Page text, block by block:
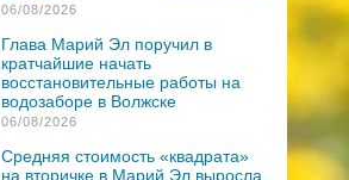
06/08/2026
Глава Марий Эл поручил в
кратчайшие начать
восстановительные работы на
водозаборе в Волжске
06/08/2026
Средняя стоимость «квадрата»
на вторичке в Марий Эл выросла